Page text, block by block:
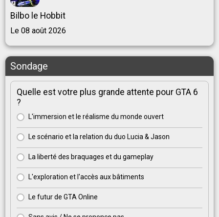
Bilbo le Hobbit
Le 08 août 2026
Sondage
Quelle est votre plus grande attente pour GTA 6
?
L'immersion et le réalisme du monde ouvert
Le scénario et la relation du duo Lucia & Jason
La liberté des braquages et du gameplay
L'exploration et l'accès aux bâtiments
Le futur de GTA Online